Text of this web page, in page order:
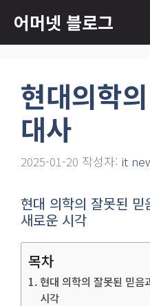
츠
어머넷 블로그
현대의학
대사
2025-01-20 작성자: it
현대 의학의 잘못된
새로운 시각
목차
현대 의학의 잘못된 믿음
시각